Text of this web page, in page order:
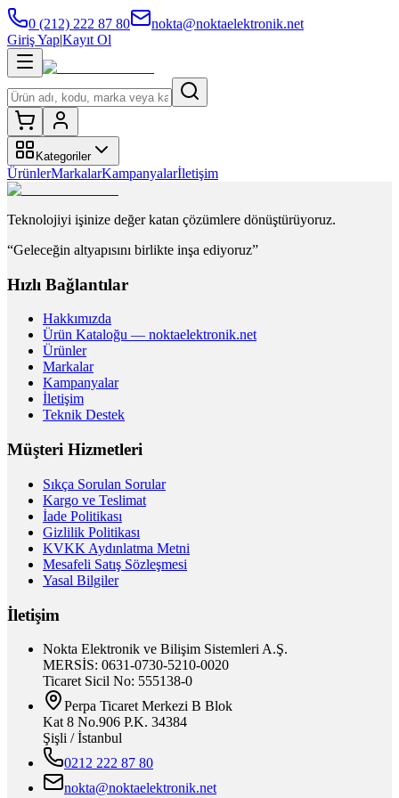
0 (212) 222 87 80
nokta@noktaelektronik.net
Giriş Yap|Kayıt Ol
Kategoriler
ÜrünlerMarkalarKampanyalarİletişim
Teknolojiyi işinize değer katan çözümlere dönüştürüyoruz.
“Geleceğin altyapısını birlikte inşa ediyoruz”
Hızlı Bağlantılar
Hakkımızda
Ürün Kataloğu — noktaelektronik.net
Ürünler
Markalar
Kampanyalar
İletişim
Teknik Destek
Müşteri Hizmetleri
Sıkça Sorulan Sorular
Kargo ve Teslimat
İade Politikası
Gizlilik Politikası
KVKK Aydınlatma Metni
Mesafeli Satış Sözleşmesi
Yasal Bilgiler
İletişim
Nokta Elektronik ve Bilişim Sistemleri A.Ş.
MERSİS: 0631-0730-5210-0020
Ticaret Sicil No: 555138-0
Perpa Ticaret Merkezi B Blok
Kat 8 No.906 P.K. 34384
Şişli / İstanbul
0212 222 87 80
nokta@noktaelektronik.net